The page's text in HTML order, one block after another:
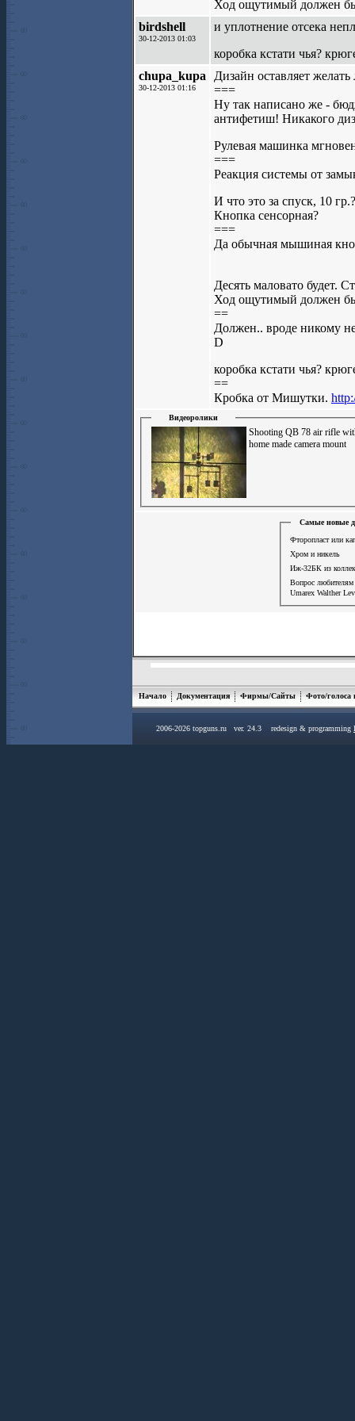
Ход ощутимый должен
birdshell
30-12-2013 01:03
и уплотнение отсека
коробка кстати чья?
chupa_kupa
30-12-2013 01:16
Дизайн оставляет
===
Ну так написано же -
антифетиш! Никакого
Рулевая машинка
===
Реакция системы от
И что это за спуск, 10
Кнопка сенсорная?
===
Да обычная мышиная
Десять маловато будет.
Ход ощутимый должен
==
Должен.. вроде никому
D
коробка кстати чья?
==
Кробка от Мишутки.
Видеоролики
Shooting QB 78 air rifle
home made camera mount
Самые новые
Фторопласт или
Хром и никель
Иж-32БК из
Вопрос
Umarex Walther
Начало Документация Фирмы/Сайты Фото/голоса
2006-2026 topguns.ru ver. 24.3 redesign & programming